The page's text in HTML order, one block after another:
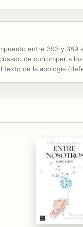
entre 393 y
de corromper a
texto de la apología